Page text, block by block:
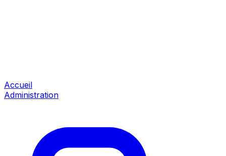
Accueil
Administration